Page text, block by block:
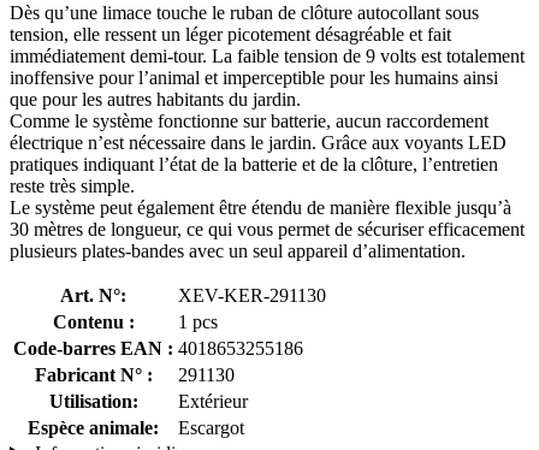
Dès qu’une limace touche le ruban de clôture autocollant sous
tension, elle ressent un léger picotement désagréable et fait
immédiatement demi-tour. La faible tension de 9 volts est totalement
inoffensive pour l’animal et imperceptible pour les humains ainsi
que pour les autres habitants du jardin.
Comme le système fonctionne sur batterie, aucun raccordement
électrique n’est nécessaire dans le jardin. Grâce aux voyants LED
pratiques indiquant l’état de la batterie et de la clôture, l’entretien
reste très simple.
Le système peut également être étendu de manière flexible jusqu’à
30 mètres de longueur, ce qui vous permet de sécuriser efficacement
plusieurs plates-bandes avec un seul appareil d’alimentation.
Art. N°:
XEV-KER-291130
Contenu :
1 pcs
Code-barres EAN : 4018653255186
Fabricant N° :
291130
Utilisation:
Extérieur
Espèce animale:
Escargot